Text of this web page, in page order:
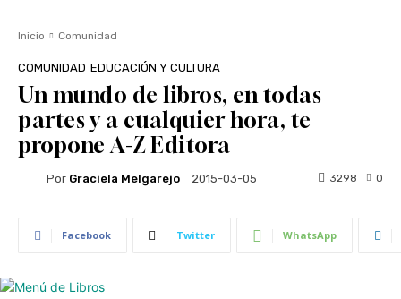
Inicio Comunidad
COMUNIDAD EDUCACIÓN Y CULTURA
Un mundo de libros, en todas
partes y a cualquier hora, te
propone A-Z Editora
Por Graciela Melgarejo 2015-03-05 0
3298
Facebook Twitter WhatsApp